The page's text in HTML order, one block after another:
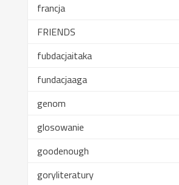
francja
FRIENDS
fubdacjaitaka
fundacjaaga
genom
glosowanie
goodenough
goryliteratury